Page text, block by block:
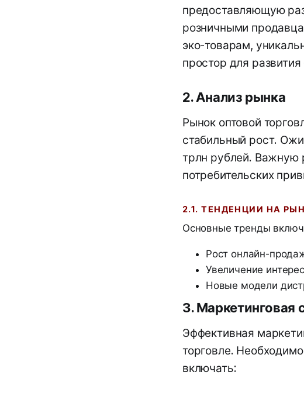
предоставляющую
розничными
эко-товарам,
простор для
2. Анализ рынка
Рынок оптовой
стабильный рост.
трлн рублей. Важную
потребительских
2.1. ТЕНДЕНЦИИ НА
Основные тренды
Рост онлайн-
Увеличение
Новые модели
3. Маркетинговая
Эффективная
торговле.
включать: